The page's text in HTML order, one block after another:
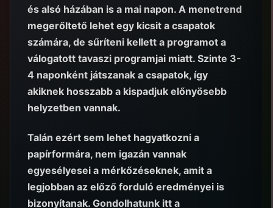
és alsó házában is a mai napon. A menetrend
megerőltető lehet egy kicsit a csapatok
számára, de sűríteni kellett a programot a
válogatott tavaszi programjai miatt. Szinte 3-
4 naponként játszanak a csapatok, így
akiknek hosszabb a kispadjuk előnyösebb
helyzetben vannak.
Talán ezért sem lehet hagyatkozni a
papírformára, nem igazán vannak
egyesélyesei a mérkőzéseknek, amit a
legjobban az előző forduló eredményei is
bizonyítanak. Gondolhatunk itt a